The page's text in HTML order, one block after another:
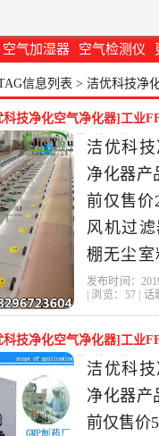
空气加湿器 空气检测仪
信息列表 > 洁优科技净
科技净化空气净化器]工业
净棚无月销量3件仅售280
洁优科
净化器产
前仅售价
风机过
棚无尘
气净化器
性价比
器，由广
发布时间：
| 浏览： 57| 话
科技净化空气净化器]工业
净棚无月销量1件仅售50元
洁优科
净化器产
前仅售价